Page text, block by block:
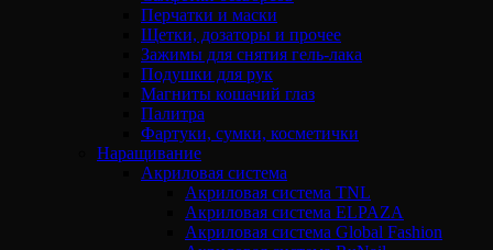
Перчатки и маски
Щетки, дозаторы и прочее
Зажимы для снятия гель-лака
Подушки для рук
Магниты кошачий глаз
Палитра
Фартуки, сумки, косметички
Наращивание
Акриловая система
Акриловая система TNL
Акриловая система ELPAZA
Акриловая система Global Fashion